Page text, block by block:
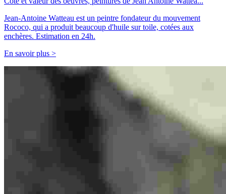
Jean-Antoine Watteau est un peintre fondateur du mouvement
Rococo, qui a produit beaucoup d'huile sur toile, cotées aux
enchères. Estimation en 24h.
En savoir plus >